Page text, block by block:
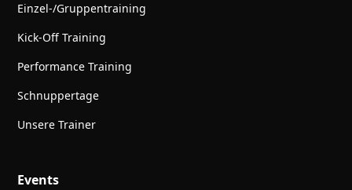
Einzel-/Gruppentraining
Kick-Off Training
Performance Training
Schnuppertage
Unsere Trainer
Events